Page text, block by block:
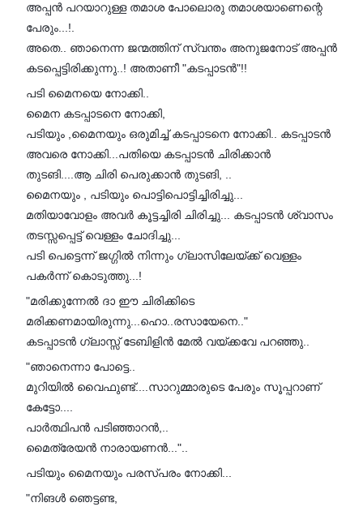
അപ്പൻ പറയാറുള്ള തമാശ പോലൊരു തമാശയാണെന്റെ
പേരും...!.
അതെ.. ഞാനെന്ന ജന്മത്തിന് സ്വന്തം അനുജനോട് അപ്പൻ
കടപ്പെട്ടിരിക്കുന്നു..! അതാണീ "കടപ്പാടൻ"‌!!
പടി മൈനയെ നോക്കി..
മൈന കടപ്പാടനെ നോക്കി,
പടിയും ,മൈനയും ഒരുമിച്ച് കടപ്പാടനെ നോക്കി.. കടപ്പാടൻ
അവരെ നോക്കി...പതിയെ കടപ്പാടൻ ചിരിക്കാൻ
തുടങി....ആ ചിരി പെരുക്കാൻ തുടങി, ..
മൈനയും , പടിയും പൊട്ടിപൊട്ടിച്ചിരിച്ചു...
മതിയാവോളം അവർ കൂട്ടച്ചിരി ചിരിച്ചു... കടപ്പാടൻ ശ്വാസം
തടസ്സപ്പെട്ട് വെള്ളം ചോദിച്ചു...
പടി പെട്ടെന്ന് ജഗ്ഗിൽ നിന്നും ഗ്ലാസിലേയ്ക്ക് വെള്ളം
പകർന്ന് കൊടുത്തു...!
"മരിക്കുന്നേൽ ദാ ഈ ചിരിക്കിടെ
മരിക്കണമായിരുന്നു...ഹൊ..രസായേനെ.."
കടപ്പാടൻ ഗ്ലാസ്സ് ടേബിളിൻ മേൽ വയ്ക്കവേ പറഞ്ഞു..
"ഞാനെന്നാ പോട്ടെ..
മുറിയിൽ വൈഫുണ്ട്....സാറുമ്മാരുടെ പേരും സൂപ്പറാണ്
കേട്ടോ....
പാർത്ഥിപൻ പടിഞ്ഞാറൻ,..
മൈത്രേയൻ നാരായണൻ..."..
പടിയും മൈനയും പരസ്പരം നോക്കി...
"നിങൾ ഞെട്ടണ്ട,